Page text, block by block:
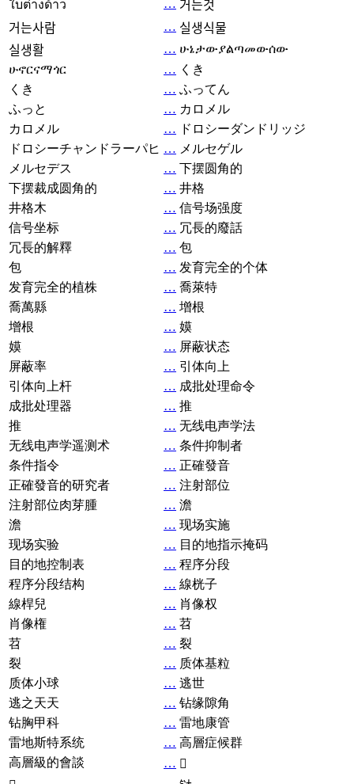
ใบต่างด้าว
… 거는것
거는사람
… 실생식물
실생활
… ሁኔታውያልጣመውሰው
ሁኖርናማጎር
… くき
くき
… ふってん
ふっと
… カロメル
カロメル
… ドロシーダンドリッジ
ドロシーチャンドラーパヒ … メルセゲル
メルセデス
… 下摆圆角的
下摆裁成圆角的
… 井格
井格木
… 信号场强度
信号坐标
… 冗長的廢話
冗長的解釋
… 包
包
… 发育完全的个体
发育完全的植株
… 喬萊特
喬萬縣
… 增根
增根
… 嫫
嫫
… 屏蔽状态
屏蔽率
… 引体向上
引体向上杆
… 成批处理命令
成批处理器
… 推
推
… 无线电声学法
无线电声学遥测术
… 条件抑制者
条件指令
… 正確發音
正確發音的研究者
… 注射部位
注射部位肉芽腫
… 澹
澹
… 现场实施
现场实验
… 目的地指示掩码
目的地控制表
… 程序分段
程序分段结构
… 線桄子
線桿兒
… 肖像权
肖像権
… 苕
苕
… 裂
裂
… 质体基粒
质体小球
… 逃世
逃之天天
… 钻缘隙角
钻胸甲科
… 雷地康管
雷地斯特系统
… 高層症候群
高層級的會談
… 𧘞